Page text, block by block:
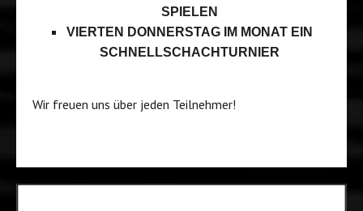
SPIELEN
VIERTEN DONNERSTAG IM MONAT EIN
SCHNELLSCHACHTURNIER
Wir freuen uns über jeden Teilnehmer!